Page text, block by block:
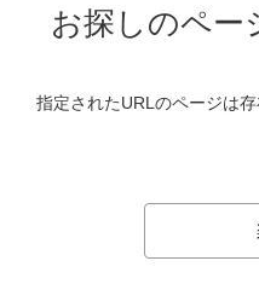
お探しのペー
指定されたURLのページは